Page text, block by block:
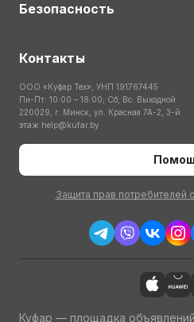
Безопасность
Контакты
ООО «Куфар Тех», УНП 191767445
Пн-Пт: 10:00 – 18:00; Сб, Вс: Выходной
220029, г. Минск, ул. Красная 7А-2, 3-й
этаж help@kufar.by
Защита прав потребителей
Куфар — площадка